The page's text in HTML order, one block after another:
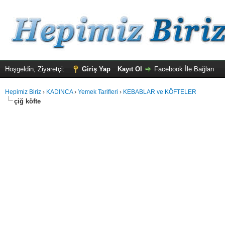
Hoşgeldin, Ziyaretçi: Giriş Yap Kayıt Ol Facebook İle Bağlan
Hepimiz Biriz › KADINCA› Yemek Tarifleri › KEBABLAR ve KÖFTELER
çiğ köfte